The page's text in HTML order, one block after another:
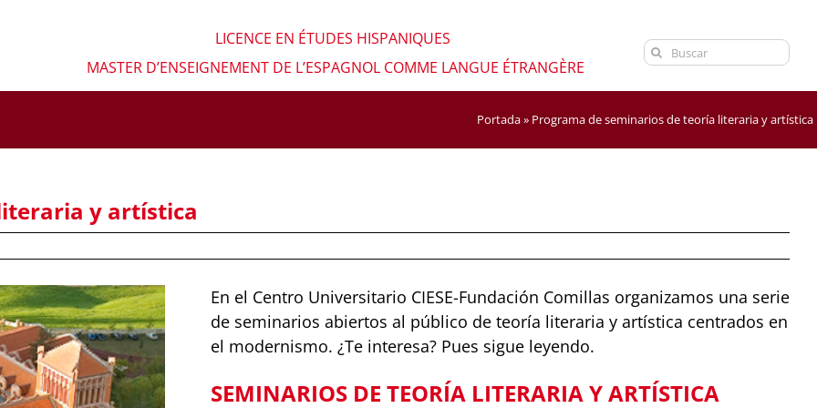
LICENCE EN ÉTUDES HISPANIQUES
MASTER D’ENSEIGNEMENT DE L’ESPAGNOL COMME LANGUE ÉTRANGÈRE
Search
for:
Portada» Programa de seminarios de teoría literaria y artística
y artística
En el Centro Universitario CIESE-Fundación Comillas organizamos una serie
de seminarios abiertos al público de teoría literaria y artística centrados en
el modernismo. ¿Te interesa? Pues sigue leyendo.
SEMINARIOS DE TEORÍA LITERARIA Y ARTÍSTICA